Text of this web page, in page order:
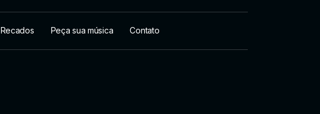
Recados Peça sua música Contato